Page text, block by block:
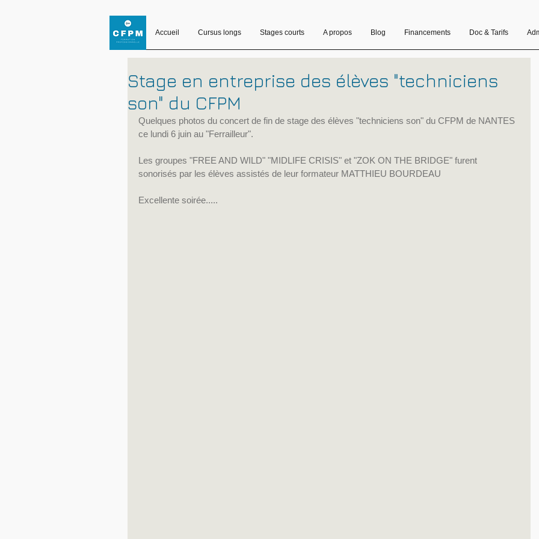
Accueil Cursus longs Stages courts A propos Blog Financements Doc & Tarifs
Stage en entreprise des élèves "techniciens
son" du CFPM
Quelques photos du concert de fin de stage des élèves "techniciens son" du CFPM de NANTES
ce lundi 6 juin au "Ferrailleur".
Les groupes "FREE AND WILD" "MIDLIFE CRISIS" et "ZOK ON THE BRIDGE" furent
sonorisés par les élèves assistés de leur formateur MATTHIEU BOURDEAU
Excellente soirée.....